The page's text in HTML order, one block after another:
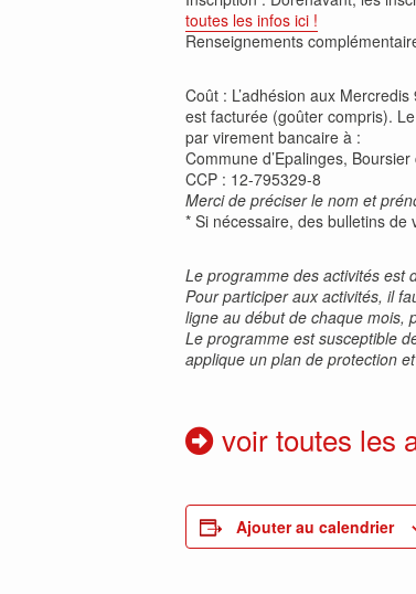
toutes les infos ici !
Renseignements
Coût : L’adhésion aux
est facturée (goûter compris).
par virement bancaire à :
Commune d’Epalinges,
CCP : 12-795329-8
Merci de préciser le nom et
* Si nécessaire, des bulletins de
Le programme des activités est
Pour participer aux activités, il
ligne au début de chaque mois,
Le programme est susceptible
applique un plan de protection
voir toutes les
Ajouter au calendrier